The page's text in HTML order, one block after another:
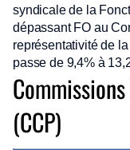
syndicale de la
dépassant FO au
représentativité de
passe de 9,4% à
(CCP)